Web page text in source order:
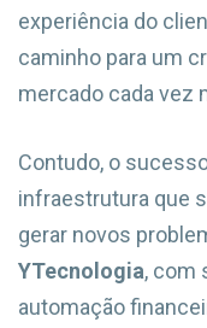
experiência do
caminho para um
mercado cada vez
Contudo, o
infraestrutura que
gerar novos
YTecnologia, com
automação